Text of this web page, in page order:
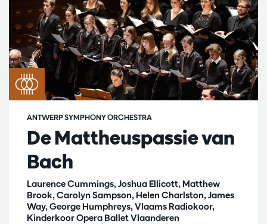
De Mattheuspassie van
Bach
Laurence Cummings, Joshua Ellicott, Matthew
Brook, Carolyn Sampson, Helen Charlston, James
Way, George Humphreys, Vlaams Radiokoor,
Kinderkoor Opera Ballet Vlaanderen
ANTWERP SYMPHONY ORCHESTRA